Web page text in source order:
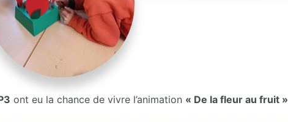
ont eu la chance de vivre l’animation « De la fleur au fruit »